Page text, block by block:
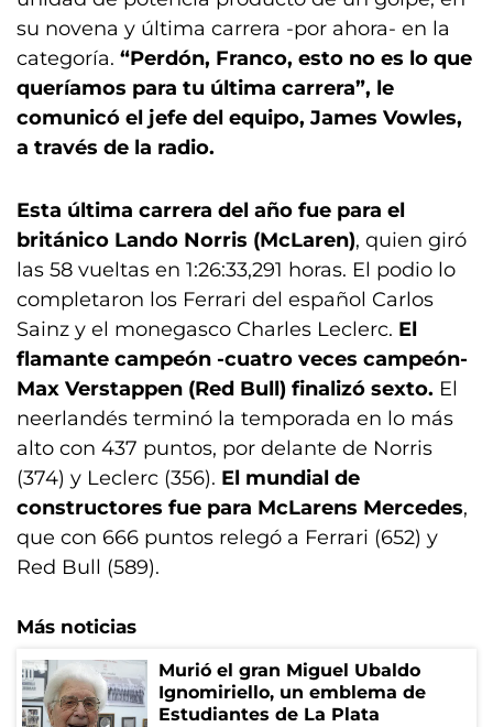
su novena y última carrera -por ahora- en la
categoría. “Perdón, Franco, esto no es lo que
queríamos para tu última carrera”, le
comunicó el jefe del equipo, James Vowles,
a través de la radio.
Esta última carrera del año fue para el
británico Lando Norris (McLaren), quien giró
las 58 vueltas en 1:26:33,291 horas. El podio lo
completaron los Ferrari del español Carlos
Sainz y el monegasco Charles Leclerc. El
flamante campeón -cuatro veces campeón-
Max Verstappen (Red Bull) finalizó sexto. El
neerlandés terminó la temporada en lo más
alto con 437 puntos, por delante de Norris
(374) y Leclerc (356). El mundial de
constructores fue para McLarens Mercedes,
que con 666 puntos relegó a Ferrari (652) y
Red Bull (589).
Más noticias
Murió el gran Miguel Ubaldo
Ignomiriello, un emblema de
Estudiantes de La Plata